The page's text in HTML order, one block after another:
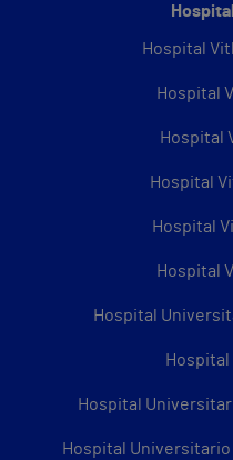
Hospital
Hospital
Hospital
Hospital
Hospital
Hospital
Hospital
Hospital
Hospital